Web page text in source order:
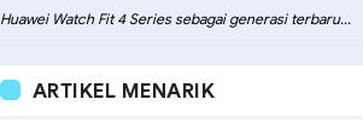
Huawei Watch Fit 4 Series sebagai generasi terbaru...
ARTIKEL MENARIK